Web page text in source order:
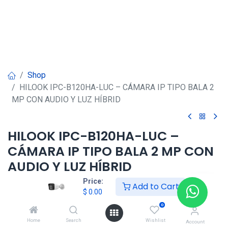
Price:
$ 0.00 Add to Cart
Home Search
0
Wishlist Account
Shop
HILOOK IPC-B120HA-LUC – CÁMARA IP TIPO BALA 2
MP CON AUDIO Y LUZ HÍBRID
HILOOK IPC-B120HA-LUC –
CÁMARA IP TIPO BALA 2 MP CON
AUDIO Y LUZ HÍBRID
HONG KONG SMART